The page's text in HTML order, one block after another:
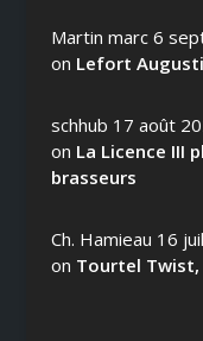
Martin marc 6
on Lefort
schhub 17 août
on La Licence III
brasseurs
Ch. Hamieau 16
on Tourtel Twist,